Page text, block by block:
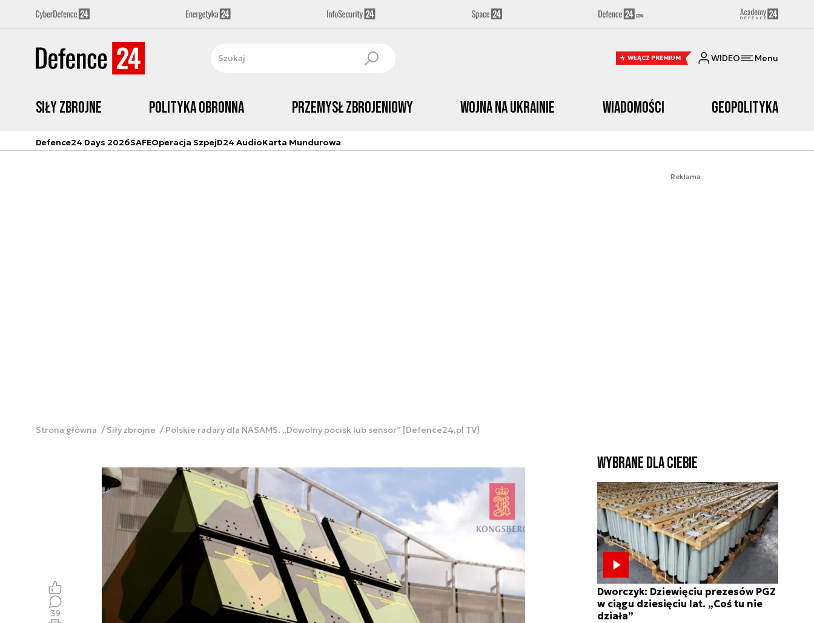
WŁĄCZ PREMIUM WIDEO Menu
Siły zbrojne Polityka obronna Przemysł Zbrojeniowy Wojna na Ukrainie Wiadomości Geopolityka
Defence24 Days 2026SAFEOperacja SzpejD24 AudioKarta Mundurowa
Reklama
Strona główna Siły zbrojne Polskie radary dla NASAMS. „Dowolny pocisk lub sensor” [Defence24.pl TV]
39
Wybrane dla Ciebie
Dworczyk: Dziewięciu prezesów PGZ
w ciągu dziesięciu lat. „Coś tu nie
działa”